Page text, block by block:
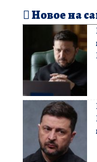
Новое на